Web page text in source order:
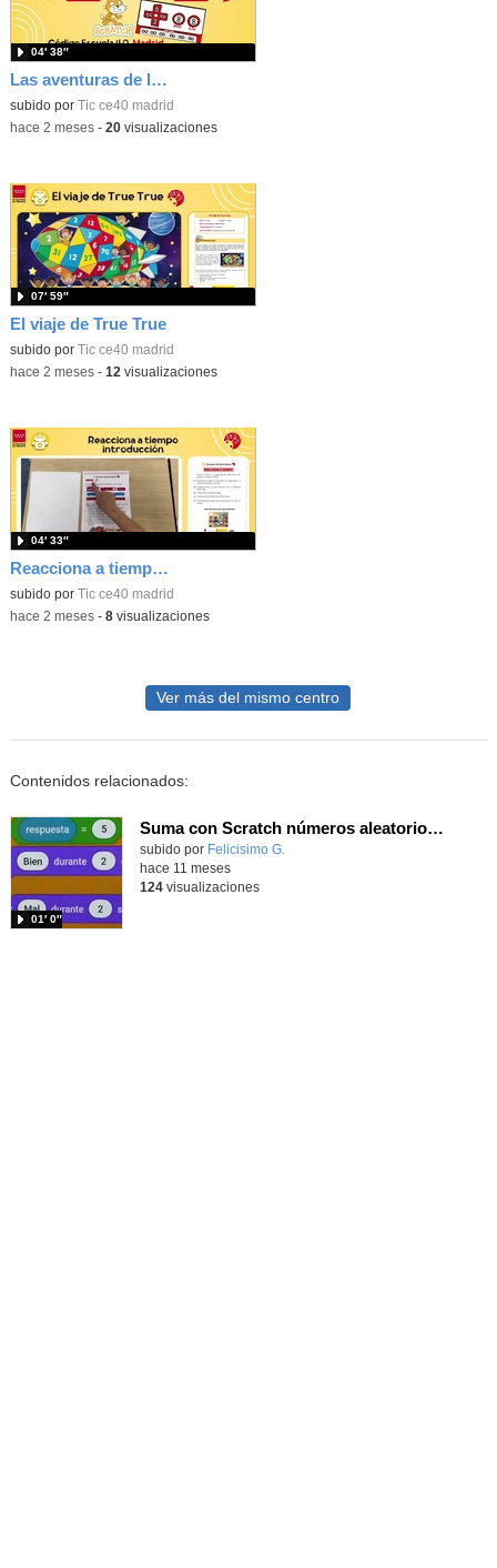
Las aventuras de la palabras. Aprende con Scratch
subido por Tic ce40 madrid
04′ 38″
-hace 2 meses- 20visualizaciones
El viaje de True True
subido por Tic ce40 madrid
07′ 59″
-hace 2 meses- 12 visualizaciones
Reacciona a tiempo: programación y reflejos con Micro:bit
subido por Tic ce40 madrid
04′ 33″
-hace 2 meses- 8visualizaciones
Ver más del mismo centro
Contenidos relacionados:
Suma con Scratch números aleatorios con su resultado
Contenido educativo.
subido por Felicisimo G.
01′ 0″
hace 11 meses
124visualizaciones